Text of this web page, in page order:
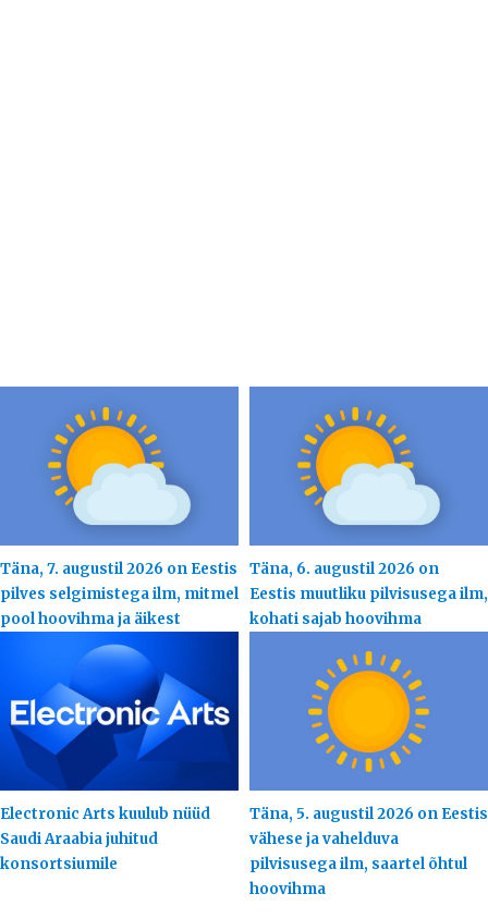
Täna, 7. augustil 2026 on Eestis
pilves selgimistega ilm, mitmel
pool hoovihma ja äikest
Täna, 6. augustil 2026 on
Eestis muutliku pilvisusega ilm,
kohati sajab hoovihma
Electronic Arts kuulub nüüd
Saudi Araabia juhitud
konsortsiumile
Täna, 5. augustil 2026 on Eestis
vähese ja vahelduva
pilvisusega ilm, saartel õhtul
hoovihma